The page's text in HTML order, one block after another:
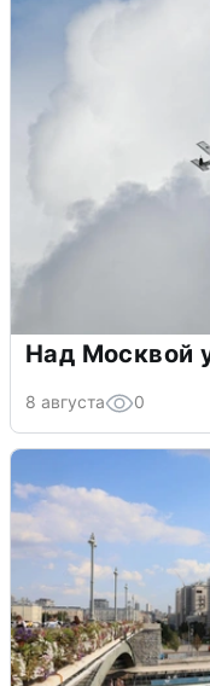
Над Москвой
8 августа 0